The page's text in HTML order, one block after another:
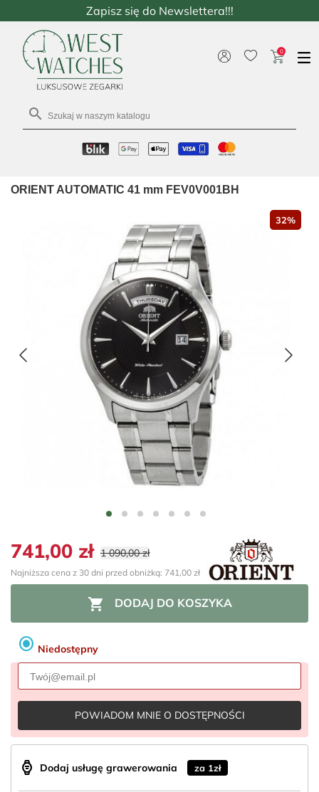

0
Zapisz się do Newslettera!!!
ORIENT AUTOMATIC 41 mm FEV0V001BH
32%
741,00 zł 1 090,00 zł
Najniższa cena z 30 dni przed obniżką: 741,00 zł
 DODAJ DO KOSZYKA
radio_button_checked Niedostępny
POWIADOM MNIE O DOSTĘPNOŚCI
aod_watch Dodaj usługę grawerowania za 1zł